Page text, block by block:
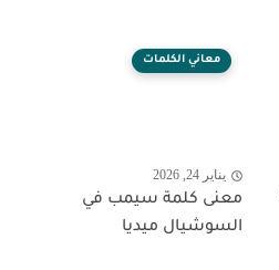
معاني الكلمات
يناير 24, 2026
معنى كلمة سيمب في
السوشيال ميديا